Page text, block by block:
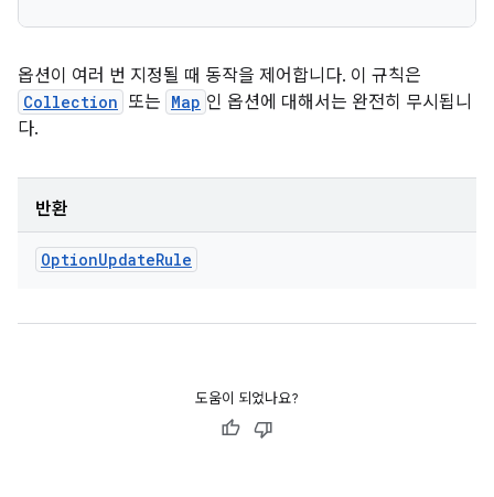
옵션이 여러 번 지정될 때 동작을 제어합니다. 이 규칙은
Collection 또는 Map 인 옵션에 대해서는 완전히 무시됩니
다.
반환
OptionUpdateRule
도움이 되었나요?